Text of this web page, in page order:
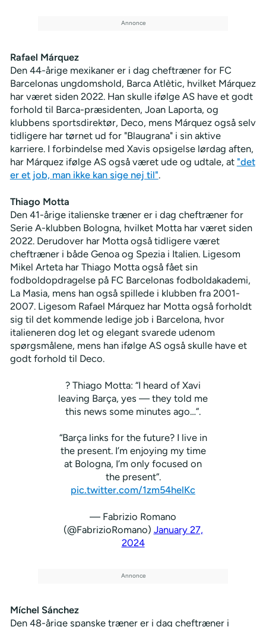
Rafael Márquez
Den 44-årige mexikaner er i dag cheftræner for FC
Barcelonas ungdomshold, Barca Atlètic, hvilket Márquez
har været siden 2022. Han skulle ifølge AS have et godt
forhold til Barca-præsidenten, Joan Laporta, og
klubbens sportsdirektør, Deco, mens Márquez også selv
tidligere har tørnet ud for "Blaugrana" i sin aktive
karriere. I forbindelse med Xavis opsigelse lørdag aften,
har Márquez ifølge AS også været ude og udtale, at "det
er et job, man ikke kan sige nej til".
Thiago Motta
Den 41-årige italienske træner er i dag cheftræner for
Serie A-klubben Bologna, hvilket Motta har været siden
2022. Derudover har Motta også tidligere været
cheftræner i både Genoa og Spezia i Italien. Ligesom
Mikel Arteta har Thiago Motta også fået sin
fodboldopdragelse på FC Barcelonas fodboldakademi,
La Masia, mens han også spillede i klubben fra 2001-
2007. Ligesom Rafael Márquez har Motta også forholdt
sig til det kommende ledige job i Barcelona, hvor
italieneren dog let og elegant svarede udenom
spørgsmålene, mens han ifølge AS også skulle have et
godt forhold til Deco.
? Thiago Motta: “I heard of Xavi
leaving Barça, yes — they told me
this news some minutes ago…”.
“Barça links for the future? I live in
the present. I’m enjoying my time
at Bologna, I’m only focused on
the present”.
pic.twitter.com/1zm54helKc
— Fabrizio Romano
(@FabrizioRomano) January 27,
2024
Míchel Sánchez
Den 48-årige spanske træner er i dag cheftræner i